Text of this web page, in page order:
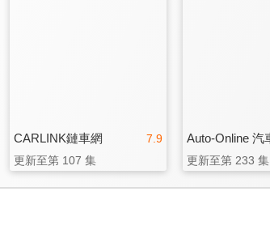
7.9
CARLINK鏈車網
更新至第 107 集 更新至第 233 集